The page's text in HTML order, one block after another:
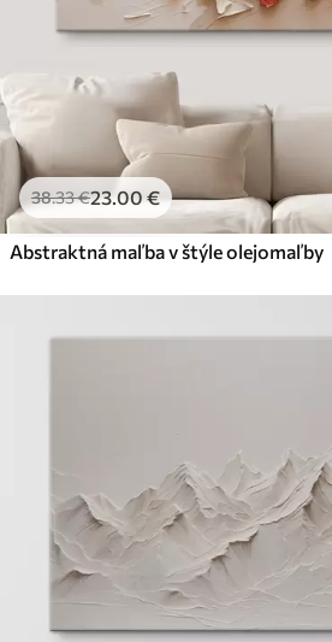
38.33€23.00€
Abstraktná maľba v štýle olejomaľby